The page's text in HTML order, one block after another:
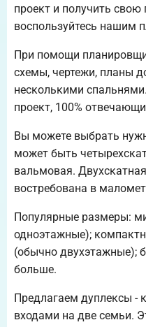
проект и получить
воспользуйтесь нашим
При помощи
схемы, чертежи, планы
несколькими
проект, 100%
Вы можете выбрать
может быть
вальмовая.
востребована в
Популярные размеры:
одноэтажные);
(обычно двухэтажные);
больше.
Предлагаем дуплексы -
входами на две семьи.